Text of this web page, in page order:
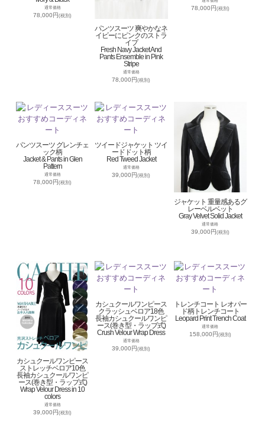
通常価格
78,000円(税別)
パンツスーツ 爽やかなネ
イビーにピンクのストラ
イプ
Fresh Navy Jacket And
Pants Ensemble in Pink
Stripe
通常価格
78,000円(税別)
78,000円(税別)
パンツスーツ グレンチェ
ック柄
Jacket & Pants in Glen
Pattern
通常価格
78,000円(税別)
ツイードジャケット ツイ
ードドット柄
Red Tweed Jacket
通常価格
39,000円(税別)
ジャケット 重量感あるグ
レーベルベット
Gray Velvet Solid Jacket
通常価格
39,000円(税別)
カシュクールワンピース
ストレッチベロア10色
長袖カシュクールワンピ
ース(巻き型・ラップ式)
Wrap Velour Dress in 10
colors
通常価格
39,000円(税別)
カシュクールワンピース
クラッシュベロア18色
長袖カシュクールワンピ
ース(巻き型・ラップ式)
Crush Velour Wrap Dress
通常価格
39,000円(税別)
トレンチコート レオパー
ド柄トレンチコート
Leopard Print Trench Coat
通常価格
158,000円(税別)